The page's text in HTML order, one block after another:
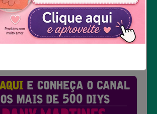
Não mostrar novamente